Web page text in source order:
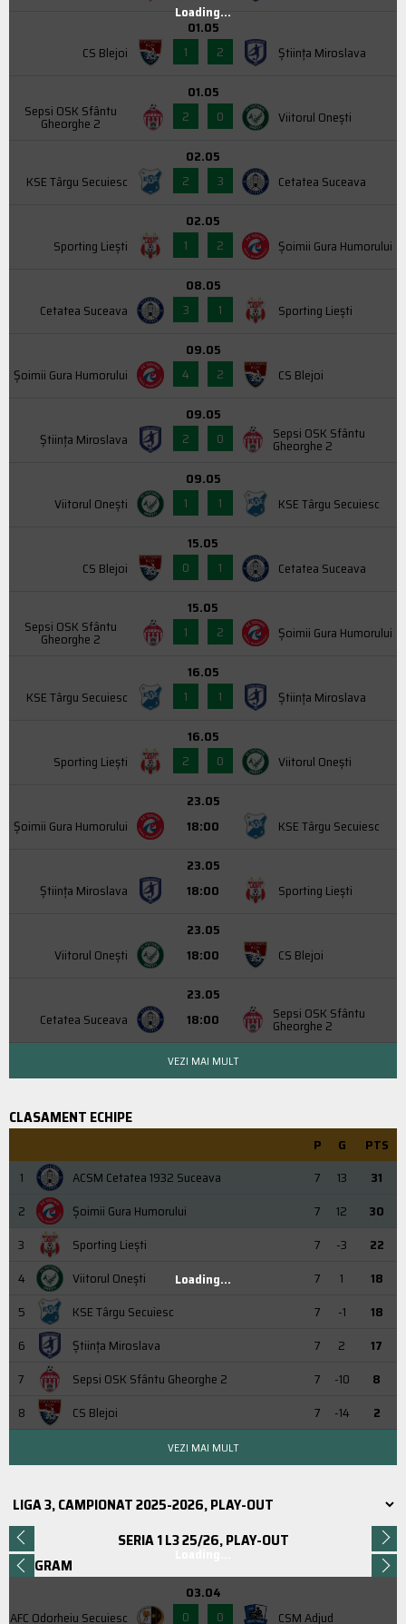
CS Blejoi
01.05
1
2 Știința Miroslava
Sepsi OSK Sfântu
Gheorghe 2
01.05
2
0 Viitorul Onești
KSE Târgu Secuiesc
02.05
2
3 Cetatea Suceava
Sporting Liești
02.05
1
2 Şoimii Gura Humorului
Cetatea Suceava
08.05
3
1 Sporting Liești
Şoimii Gura Humorului
09.05
4
2 CS Blejoi
Știința Miroslava
09.05
2
0 Sepsi OSK Sfântu
Gheorghe 2
Viitorul Onești
09.05
1
1 KSE Târgu Secuiesc
CS Blejoi
15.05
0
1 Cetatea Suceava
Sepsi OSK Sfântu
Gheorghe 2
15.05
1
2 Şoimii Gura Humorului
KSE Târgu Secuiesc
16.05
1
1 Știința Miroslava
Sporting Liești
16.05
2
0 Viitorul Onești
Şoimii Gura Humorului
23.05
18:00
KSE Târgu Secuiesc
Știința Miroslava
23.05
18:00
Sporting Liești
Viitorul Onești
23.05
18:00
CS Blejoi
Cetatea Suceava
23.05
18:00
Sepsi OSK Sfântu
Gheorghe 2
Loading...
VEZI MAI MULT
CLASAMENT ECHIPE
P G
PTS
1
ACSM Cetatea 1932 Suceava 7 13
31
2
Şoimii Gura Humorului 7 12
30
3
Sporting Liești 7 -3
22
4
Viitorul Onești 7 1
18
5
KSE Târgu Secuiesc 7 -1
18
6
Știința Miroslava 7 2
17
7
Sepsi OSK Sfântu Gheorghe 2 7 -10
8
8
CS Blejoi 7 -14 2
Loading...
VEZI MAI MULT
SERIA 1 L3 25/26, PLAY-OUT
PROGRAM
AFC Odorheiu Secuiesc
03.04
0
0 CSM Adjud